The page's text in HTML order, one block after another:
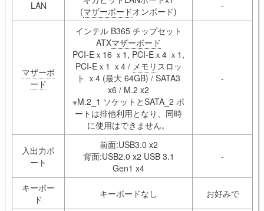
LAN
(マザーボードオンボード) -
マザーボ
ード
インテル B365 チップセット
ATXマザーボード
PCI-Eｘ16 ｘ1, PCI-Eｘ4 ｘ1,
PCI-Eｘ1 ｘ4 / メモリ スロッ
ト ｘ4 (最大 64GB) / SATA3
x6 / M.2 x2
※M.2_1 ソケットとSATA_2 ポ
ートは排他利用となり、同時
に使用はできません。
-
入出力ポ
ート
前面:USB3.0 x2
背面:USB2.0 x2 USB 3.1
Gen1 x4
-
キーボー
ド
キーボードなし お好みで